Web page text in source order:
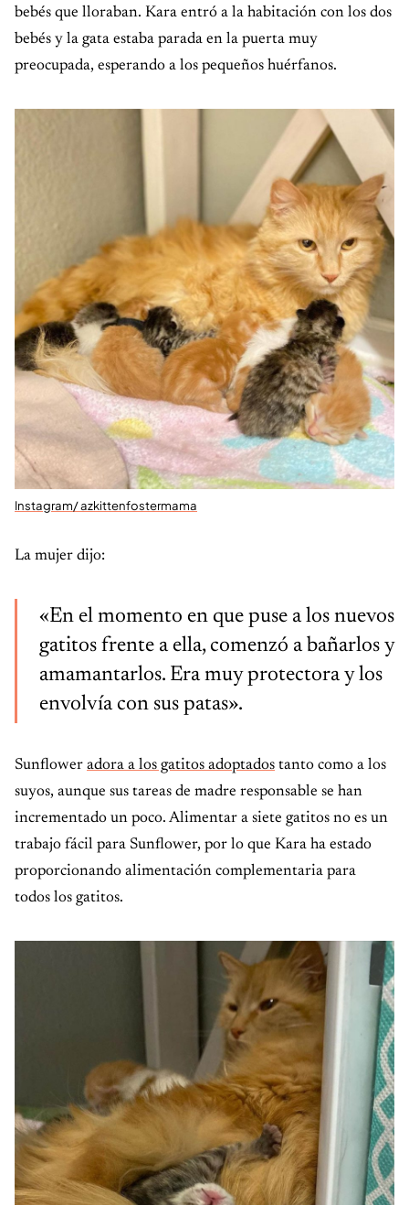
bebés que lloraban. Kara entró a la habitación con los dos
bebés y la gata estaba parada en la puerta muy
preocupada, esperando a los pequeños huérfanos.
Instagram/ azkittenfostermama
La mujer dijo:
«En el momento en que puse a los nuevos
gatitos frente a ella, comenzó a bañarlos y
amamantarlos. Era muy protectora y los
envolvía con sus patas».
Sunflower adora a los gatitos adoptados tanto como a los
suyos, aunque sus tareas de madre responsable se han
incrementado un poco. Alimentar a siete gatitos no es un
trabajo fácil para Sunflower, por lo que Kara ha estado
proporcionando alimentación complementaria para
todos los gatitos.